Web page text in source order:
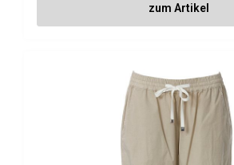
zum Artikel